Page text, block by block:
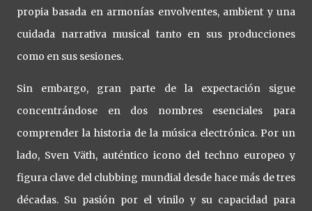
propia basada en armonías envolventes, ambient y una
cuidada narrativa musical tanto en sus producciones
como en sus sesiones.
Sin embargo, gran parte de la expectación sigue
concentrándose en dos nombres esenciales para
comprender la historia de la música electrónica. Por un
lado, Sven Väth, auténtico icono del techno europeo y
figura clave del clubbing mundial desde hace más de tres
décadas. Su pasión por el vinilo y su capacidad para